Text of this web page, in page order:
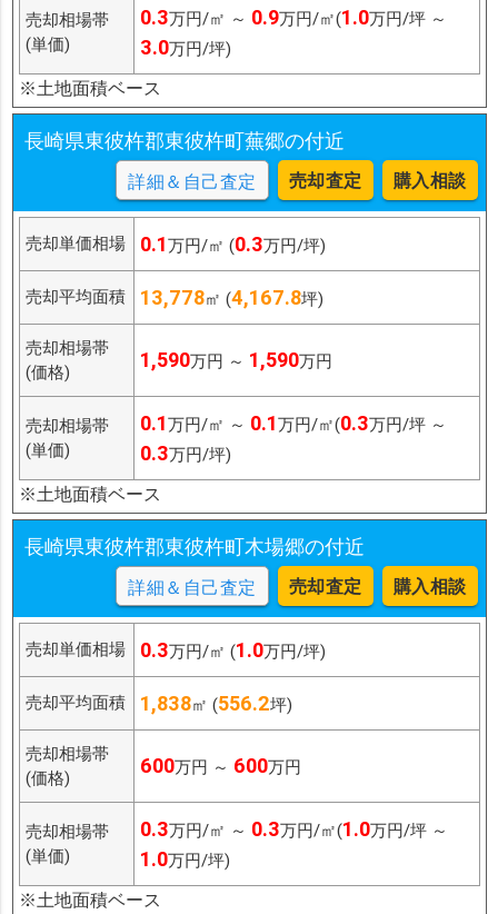
売却相場帯
(単価)
0.3万円/㎡ ～ 0.9万円/㎡(1.0万円/坪 ～
3.0万円/坪)
※土地面積ベース
長崎県東彼杵郡東彼杵町蕪郷の付近
詳細＆自己査定 売却査定 購入相談
売却単価相場 0.1万円/㎡ (0.3万円/坪)
売却平均面積 13,778㎡ (4,167.8坪)
売却相場帯
(価格)
1,590万円 ～ 1,590万円
売却相場帯
(単価)
0.1万円/㎡ ～ 0.1万円/㎡(0.3万円/坪 ～
0.3万円/坪)
※土地面積ベース
長崎県東彼杵郡東彼杵町木場郷の付近
詳細＆自己査定 売却査定 購入相談
売却単価相場 0.3万円/㎡ (1.0万円/坪)
売却平均面積 1,838㎡ (556.2坪)
売却相場帯
(価格)
600万円 ～ 600万円
売却相場帯
(単価)
0.3万円/㎡ ～ 0.3万円/㎡(1.0万円/坪 ～
1.0万円/坪)
※土地面積ベース